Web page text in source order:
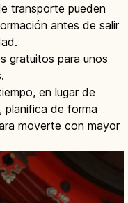
transporte pueden
antes de salir
gratuitos para unos
en lugar de
planifica de forma
moverte con mayor